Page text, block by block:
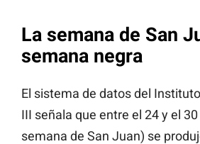
La semana de San
semana negra
El sistema de datos del
III señala que entre el 24 y el
semana de San Juan) se